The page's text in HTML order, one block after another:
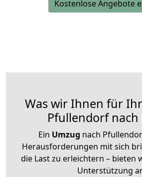
Kostenlose Angebote
Was wir Ihnen für
Pfullendorf nach
Ein Umzug nach
Herausforderungen mit sich
die Last zu erleichtern – bieten
Unterstützung